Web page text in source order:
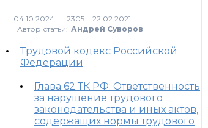
2305
Автор статьи: Андрей Суворов
Трудовой кодекс Российской
Федерации
Глава 62 ТК РФ: Ответственность
за нарушение трудового
законодательства и иных актов,
содержащих нормы трудового